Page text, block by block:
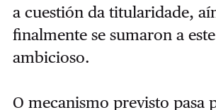
a cuestión da titularidade,
finalmente se sumaron a
ambicioso.
O mecanismo previsto pasa